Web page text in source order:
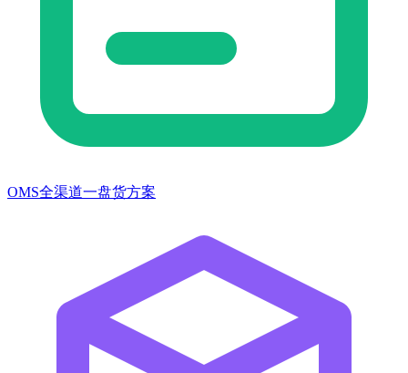
OMS全渠道一盘货方案